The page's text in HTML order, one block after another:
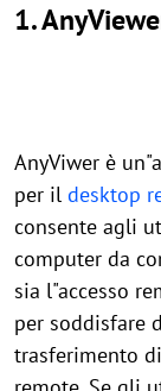
1.
AnyViwer è
per il desktop
consente agli
computer da
sia l"accesso
per soddisfare
trasferimento